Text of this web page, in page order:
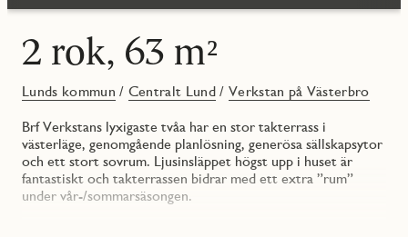
2 rok, 63 m²
Lunds kommun / Centralt Lund/ Verkstan på Västerbro
Brf Verkstans lyxigaste tvåa har en stor takterrass i
västerläge, genomgående planlösning, generösa sällskapsytor
och ett stort sovrum. Ljusinsläppet högst upp i huset är
fantastiskt och takterrassen bidrar med ett extra ”rum”
under vår-/sommarsäsongen.